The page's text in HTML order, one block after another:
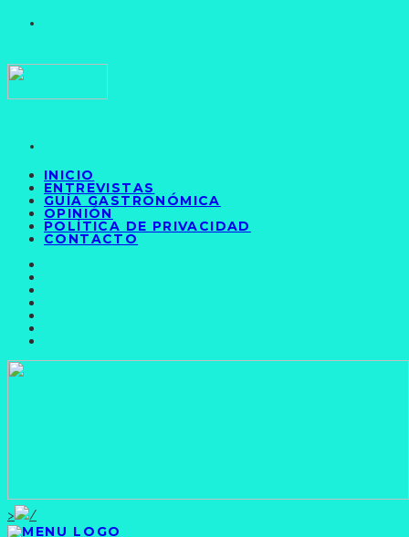
INICIO
ENTREVISTAS
GUÍA GASTRONÓMICA
OPINIÓN
POLÍTICA DE PRIVACIDAD
CONTACTO
>